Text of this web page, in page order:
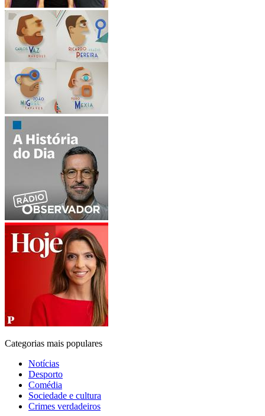
Categorias mais populares
Notícias
Desporto
Comédia
Sociedade e cultura
Crimes verdadeiros